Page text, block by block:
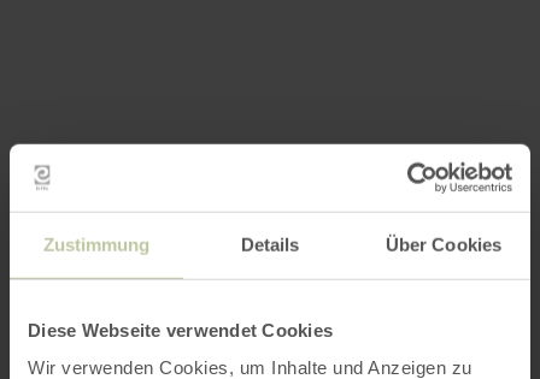
Zustimmung Details Über Cookies
Diese Webseite verwendet Cookies
Wir verwenden Cookies, um Inhalte und Anzeigen zu